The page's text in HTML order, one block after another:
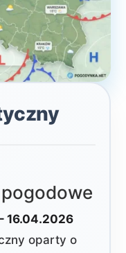
16.04.2026
oparty o